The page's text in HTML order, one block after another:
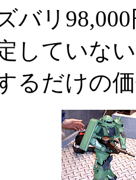
バリ
していな
るだけの